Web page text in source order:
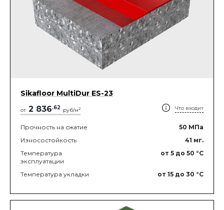
Sikafloor MultiDur ES-23
от 2 836.62 руб/м2 Что входит
Прочность на сжатие 50 МПа
Износостойкость
41 мг.
Температура
эксплуатации
от 5 до 50 °C
Температура укладки от 15 до 30 °C